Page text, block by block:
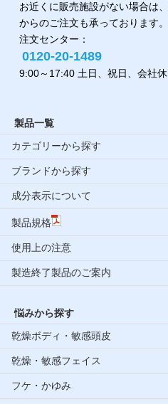
お近くに販売施設がない場合は
からのご注文も承っております。
注文センター：
0120-20-1489
9:00～17:40 土日、祝日、会社休
製品一覧
カテゴリーから探す
ブランドから探す
成分表示について
製品規格
使用上の注意
製造終了製品のご案内
悩みから探す
乾燥ボディ・敏感頭皮
乾燥・敏感フェイス
フケ・かゆみ